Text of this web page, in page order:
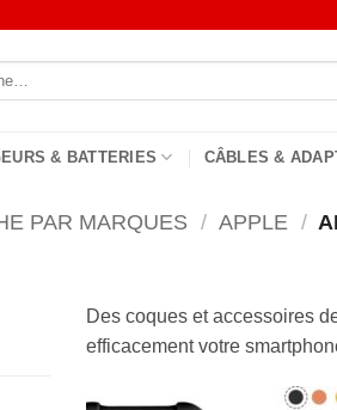
& BATTERIES CÂBLES &
PAR MARQUES / APPLE /
Des coques et accessoires
efficacement votre